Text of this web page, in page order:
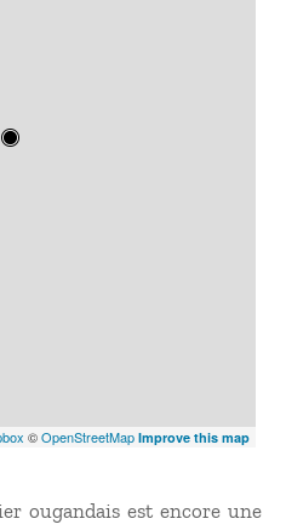
©OpenStreetMap Improve this map
ougandais est encore une